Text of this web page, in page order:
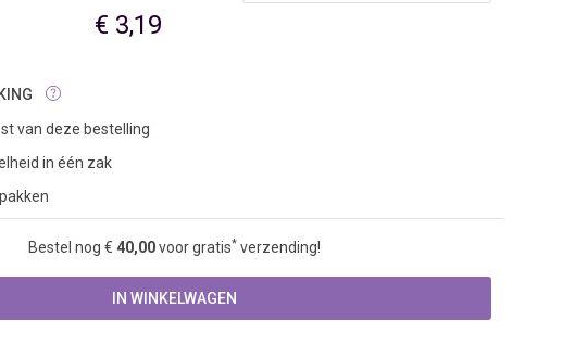
€ 3,19
van deze bestelling
in één zak
Bestel nog € 40,00voor gratis* verzending!
IN WINKELWAGEN